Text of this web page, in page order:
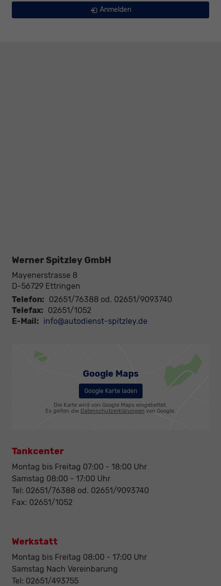
Anmelden
Werner Spitzley GmbH
Mayenerstrasse 8
D-56729 Ettringen
Telefon: 02651/76388 od. 02651/9093740
Telefax: 02651/1052
E-Mail: info@autodienst-spitzley.de
Google Maps
Google Karte laden
Die Karte wird von Google Maps eingebettet.
Es gelten die Datenschutzerklärungen von Google.
Tankcenter
Montag bis Freitag 07:00 - 18:00 Uhr
Samstag 08:00 - 17:00 Uhr
Tel: 02651/76388 od. 02651/9093740
Fax: 02651/1052
Werkstatt
Montag bis Freitag 08:00 - 17:00 Uhr
Samstag Nach Vereinbarung
Tel: 02651/493755